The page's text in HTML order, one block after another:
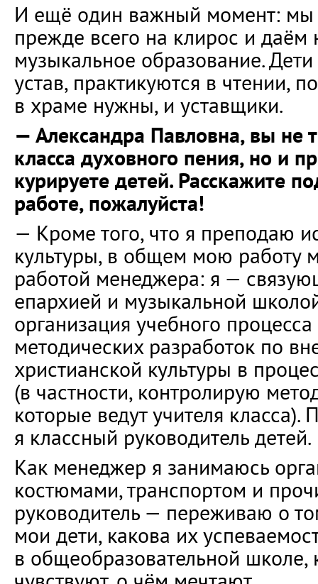
И ещё один важный момент: мы
прежде всего на клирос и даём
музыкальное образование.
устав, практикуются в чтении,
в храме нужны, и уставщики.
— Александра Павловна, вы не
класса духовного пения, но и
курируете детей. Расскажите
работе, пожалуйста!
— Кроме того, что я преподаю
культуры, в общем мою работу
работой менеджера: я —
епархией и музыкальной
организация учебного
методических разработок по
христианской культуры в
(в частности, контролирую
которые ведут учителя класса).
я классный руководитель детей.
Как менеджер я занимаюсь
костюмами, транспортом и
руководитель — переживаю о
мои дети, какова их
в общеобразовательной школе,